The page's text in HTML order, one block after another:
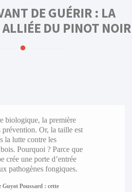
DE GUÉRIR : LA
DU PINOT NOIR
biologique, la première
prévention. Or, la taille est
la lutte contre les
Pourquoi ? Parce que
crée une porte d’entrée
pathogènes fongiques.
Guyot Poussard: cette